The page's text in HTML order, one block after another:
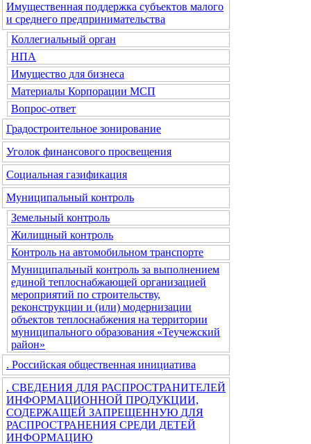
Имущественная поддержка субъектов малого
и среднего предпринимательства
Коллегиальный орган
НПА
Имущество для бизнеса
Материалы Корпорации МСП
Вопрос-ответ
Градостроительное зонирование
Уголок финансового просвещения
Социальная газификация
Муниципальный контроль
Земельный контроль
Жилищный контроль
Контроль на автомобильном транспорте
Муниципальный контроль за выполнением
единой теплоснабжающей организацией
мероприятий по строительству,
реконструкции и (или) модернизации
объектов теплоснабжения на территории
муниципального образования «Теучежский
район»
. Российская общественная инициатива
. СВЕДЕНИЯ ДЛЯ РАСПРОСТРАНИТЕЛЕЙ
ИНФОРМАЦИОННОЙ ПРОДУКЦИИ,
СОДЕРЖАЩЕЙ ЗАПРЕЩЕННУЮ ДЛЯ
РАСПРОСТРАНЕНИЯ СРЕДИ ДЕТЕЙ
ИНФОРМАЦИЮ